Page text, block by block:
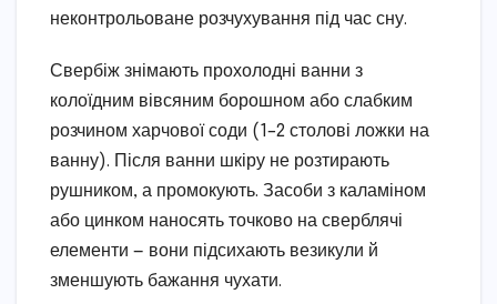
неконтрольоване розчухування під час сну.
Свербіж знімають прохолодні ванни з
колоїдним вівсяним борошном або слабким
розчином харчової соди (1–2 столові ложки на
ванну). Після ванни шкіру не розтирають
рушником, а промокують. Засоби з каламіном
або цинком наносять точково на сверблячі
елементи — вони підсихають везикули й
зменшують бажання чухати.